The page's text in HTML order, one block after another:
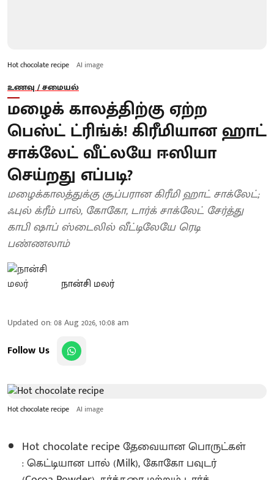
Hot chocolate recipe AI image
உணவு / சமையல்
மழைக் காலத்திற்கு ஏற்ற
பெஸ்ட் ட்ரிங்க்! கிரீமியான ஹாட்
சாக்லேட் வீட்லயே ஈஸியா
செய்றது எப்படி?
மழைக்காலத்துக்கு சூப்பரான கிரீமி ஹாட் சாக்லேட்;
ஃபுல் க்ரீம் பால், கோகோ, டார்க் சாக்லேட் சேர்த்து
காபி ஷாப் ஸ்டைலில் வீட்டிலேயே ரெடி
பண்ணலாம்
நான்சி மலர்
Updated on:08 Aug 2026, 10:08 am
Follow Us
Hot chocolate recipe AI image
Hot chocolate recipe தேவையான பொருட்கள்
: கெட்டியான பால் (Milk), கோகோ பவுடர்